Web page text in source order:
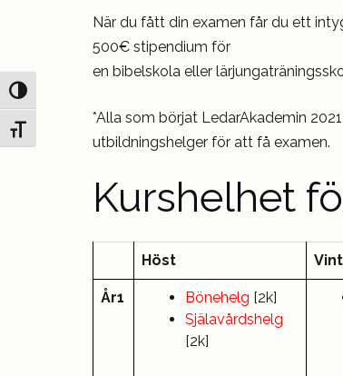
Slå på/av hög kontrast
Slå på/av textstorlek
När du fått din examen får du ett
500€ stipendium för
en bibelskola eller
*Alla som börjat LedarAkademin
utbildningshelger för att få examen.
Kurshelhet
Höst
År1 Bönehelg [2k]
Själavårdshelg
[2k]